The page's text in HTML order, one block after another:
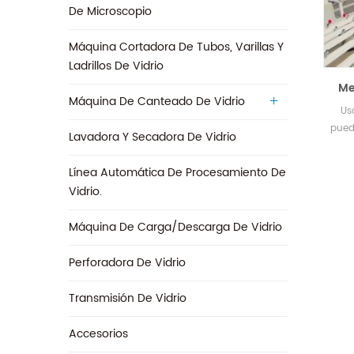
De Microscopio
Máquina Cortadora De Tubos, Varillas Y
Ladrillos De Vidrio
Máquina De Canteado De Vidrio
Lavadora Y Secadora De Vidrio
Línea Automática De Procesamiento De
Vidrio.
Máquina De Carga/descarga De Vidrio
Perforadora De Vidrio
Transmisión De Vidrio
‎Accesorios